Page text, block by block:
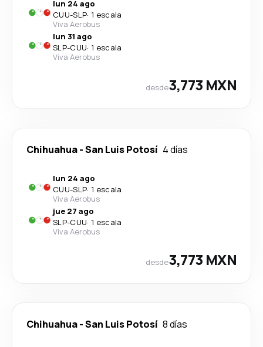
lun 24 ago
CUU-SLP· 1 escala
Viva Aerobus
lun 31 ago
SLP-CUU· 1 escala
Viva Aerobus
desde3,773 MXN
Chihuahua-San Luis Potosí 4 días
lun 24 ago
CUU-SLP· 1 escala
Viva Aerobus
jue 27 ago
SLP-CUU· 1 escala
Viva Aerobus
desde3,773 MXN
Chihuahua-San Luis Potosí 8 días